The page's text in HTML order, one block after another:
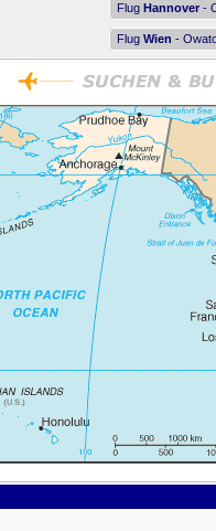
Flug Hannover -
Flug Wien -